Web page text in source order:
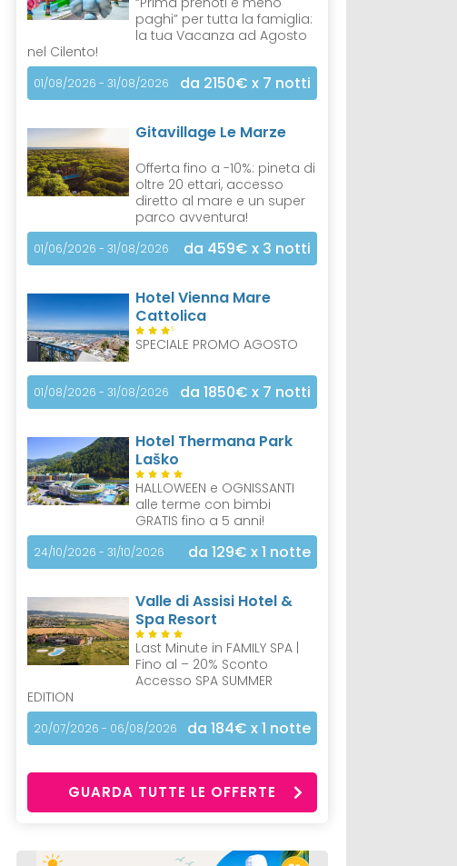
paghi” per tutta la famiglia:
la tua Vacanza ad Agosto
nel Cilento!
01/08/2026 - 31/08/2026 da 2150€ x 7 notti
Gitavillage Le Marze
Offerta fino a -10%: pineta di
oltre 20 ettari, accesso
diretto al mare e un super
parco avventura!
01/06/2026 - 31/08/2026 da 459€ x 3 notti
Hotel Vienna Mare
Cattolica
S
SPECIALE PROMO AGOSTO
01/08/2026 - 31/08/2026 da 1850€ x 7 notti
Hotel Thermana Park
Laško
HALLOWEEN e OGNISSANTI
alle terme con bimbi
GRATIS fino a 5 anni!
24/10/2026 - 31/10/2026 da 129€ x 1 notte
Valle di Assisi Hotel &
Spa Resort
Last Minute in FAMILY SPA |
Fino al – 20% Sconto
Accesso SPA SUMMER
EDITION
20/07/2026 - 06/08/2026 da 184€ x 1 notte
GUARDA TUTTE LE OFFERTE